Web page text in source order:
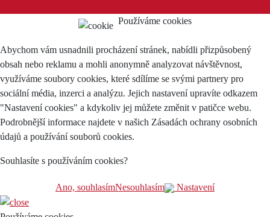
Používáme cookies
Abychom vám usnadnili procházení stránek, nabídli přizpůsobený
obsah nebo reklamu a mohli anonymně analyzovat návštěvnost,
využíváme soubory cookies, které sdílíme se svými partnery pro
sociální média, inzerci a analýzu. Jejich nastavení upravíte odkazem
"Nastavení cookies" a kdykoliv jej můžete změnit v patičce webu.
Podrobnější informace najdete v našich Zásadách ochrany osobních
údajů a používání souborů cookies.
Souhlasíte s používáním cookies?
Ano, souhlasímNesouhlasím Nastavení